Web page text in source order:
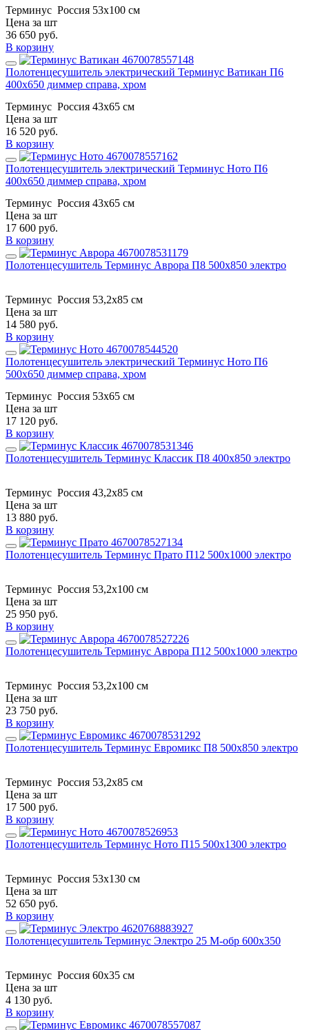
Терминус Россия 53x100 см
Цена за шт
36 650 руб.
В корзину
Полотенцесушитель электрический Терминус Ватикан П6
400х650 диммер справа, хром
Терминус Россия 43х65 см
Цена за шт
16 520 руб.
В корзину
Полотенцесушитель электрический Терминус Ното П6
400х650 диммер справа, хром
Терминус Россия 43х65 см
Цена за шт
17 600 руб.
В корзину
Полотенцесушитель Терминус Аврора П8 500х850 электро
Терминус Россия 53,2x85 см
Цена за шт
14 580 руб.
В корзину
Полотенцесушитель электрический Терминус Ното П6
500х650 диммер справа, хром
Терминус Россия 53х65 см
Цена за шт
17 120 руб.
В корзину
Полотенцесушитель Терминус Классик П8 400х850 электро
Терминус Россия 43,2x85 см
Цена за шт
13 880 руб.
В корзину
Полотенцесушитель Терминус Прато П12 500х1000 электро
Терминус Россия 53,2x100 см
Цена за шт
25 950 руб.
В корзину
Полотенцесушитель Терминус Аврора П12 500х1000 электро
Терминус Россия 53,2x100 см
Цена за шт
23 750 руб.
В корзину
Полотенцесушитель Терминус Евромикс П8 500х850 электро
Терминус Россия 53,2x85 см
Цена за шт
17 500 руб.
В корзину
Полотенцесушитель Терминус Ното П15 500х1300 электро
Терминус Россия 53x130 см
Цена за шт
52 650 руб.
В корзину
Полотенцесушитель Терминус Электро 25 М-обр 600х350
Терминус Россия 60x35 см
Цена за шт
4 130 руб.
В корзину